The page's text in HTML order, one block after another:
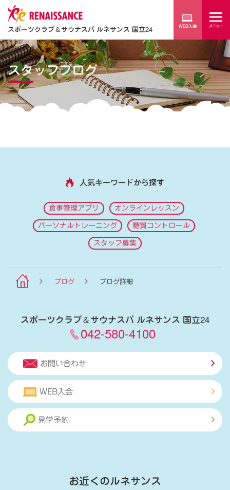
スポーツクラブ＆サウナスパ ルネサンス 国立24
スタッフブログ
人気キーワードから探す
食事管理アプリ オンラインレッスン
パーソナルトレーニング 糖質コントロール
スタッフ募集
ブログ ブログ詳細
スポーツクラブ＆サウナスパ ルネサンス 国立24
042-580-4100
お問い合わせ
WEB入会
見学予約
お近くのルネサンス